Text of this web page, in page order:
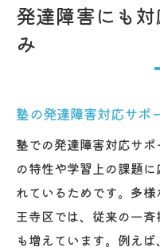
発達障害にも
み
塾の発達障害対応サポ
塾での発達障害対応サ
の特性や学習上の課題
れているためです。多
王寺区では、従来の一
も増えています。例え